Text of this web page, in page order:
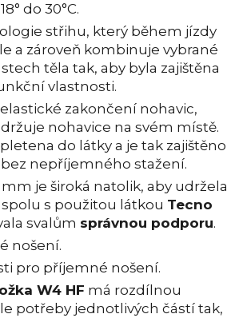
do 30°C.
střihu, který během jízdy
a zároveň kombinuje vybrané
těla tak, aby byla zajištěna
vlastnosti.
zakončení nohavic,
nohavice na svém místě.
do látky a je tak zajištěno
nepříjemného stažení.
je široká natolik, aby udržela
s použitou látkou Tecno
svalům správnou podporu.
nošení.
pro příjemné nošení.
W4 HF má rozdílnou
potřeby jednotlivých částí tak,